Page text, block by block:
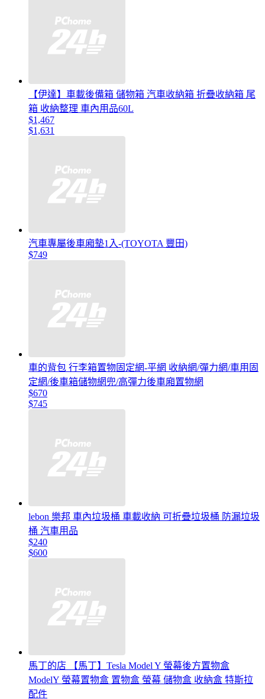
【伊達】車載後備箱 儲物箱 汽車收納箱 折疊收納箱 尾
箱 收納整理 車內用品60L
$1,467
$1,631
汽車專屬後車廂墊1入-(TOYOTA 豐田)
$749
車的背包 行李箱置物固定網-平網 收納網/彈力網/車用固
定網/後車箱儲物網兜/高彈力後車廂置物網
$670
$745
lebon 樂邦 車內垃圾桶 車載收納 可折疊垃圾桶 防漏垃圾
桶 汽車用品
$240
$600
馬丁的店 【馬丁】Tesla Model Y 螢幕後方置物盒
ModelY 螢幕置物盒 置物盒 螢幕 儲物盒 收納盒 特斯拉
配件